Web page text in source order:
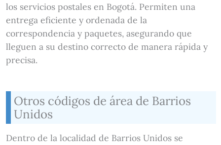
los servicios postales en Bogotá. Permiten una
entrega eficiente y ordenada de la
correspondencia y paquetes, asegurando que
lleguen a su destino correcto de manera rápida y
precisa.
Otros códigos de área de Barrios
Unidos
Dentro de la localidad de Barrios Unidos se